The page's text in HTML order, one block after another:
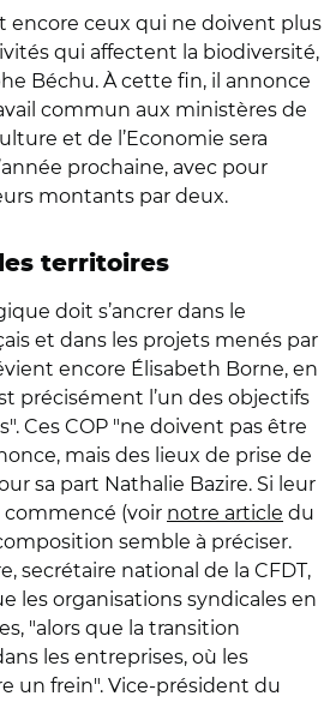
encore ceux qui ne doivent plus
qui affectent la biodiversité,
Béchu. À cette fin, il annonce
commun aux ministères de
et de l’Economie sera
prochaine, avec pour
montants par deux.
territoires
doit s’ancrer dans le
et dans les projets menés par
encore Élisabeth Borne, en
précisément l’un des objectifs
Ces COP "ne doivent pas être
mais des lieux de prise de
sa part Nathalie Bazire. Si leur
(voir notre article du
semble à préciser.
secrétaire national de la CFDT,
les organisations syndicales en
"alors que la transition
les entreprises, où les
un frein". Vice-président du